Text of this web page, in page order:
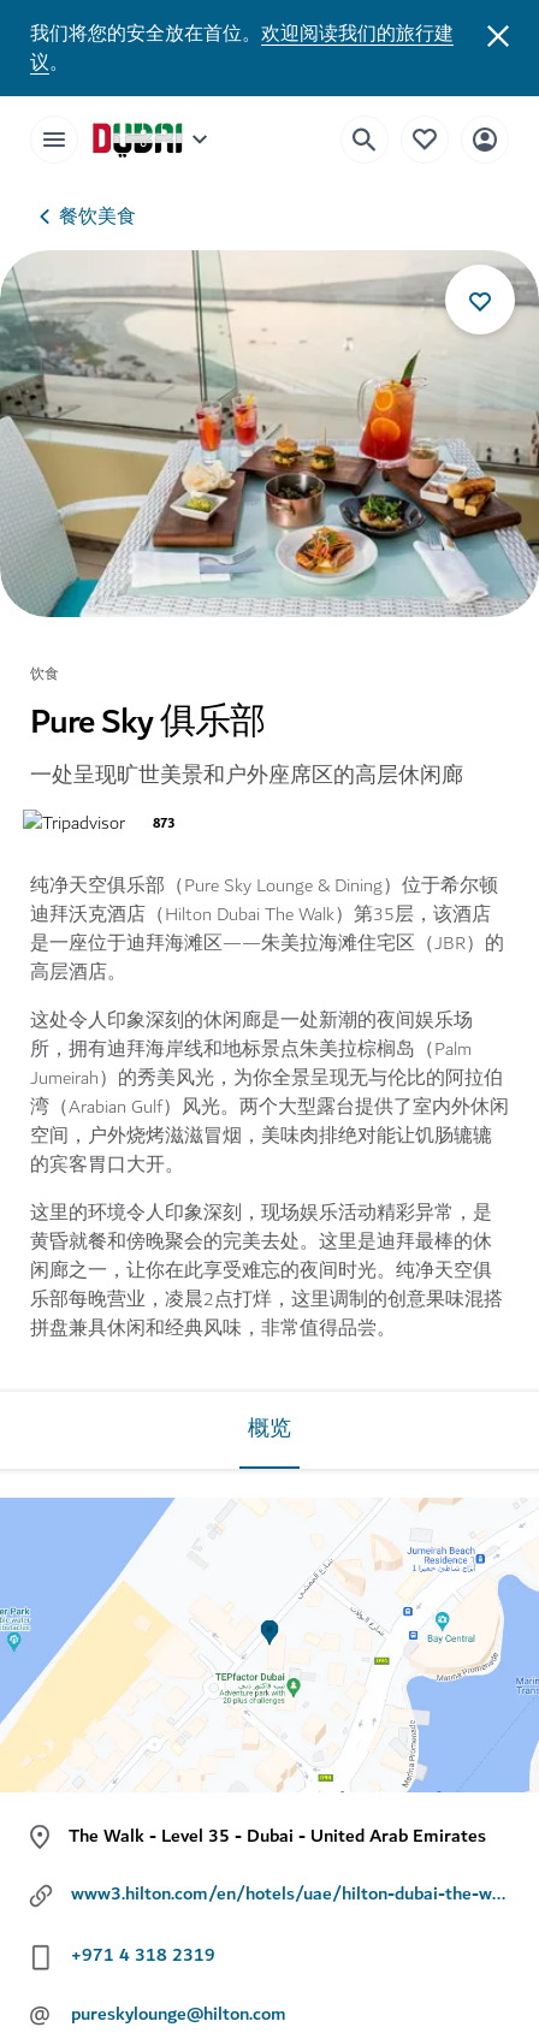
我们将您的安全放在首位。 欢迎阅读我们的旅行建
议。
餐饮美食
饮食
Pure Sky 俱乐部
一处呈现旷世美景和户外座席区的高层休闲廊
873
纯净天空俱乐部（Pure Sky Lounge & Dining）位于希尔顿
迪拜沃克酒店（Hilton Dubai The Walk）第35层，该酒店
是一座位于迪拜海滩区——朱美拉海滩住宅区（JBR）的
高层酒店。
这处令人印象深刻的休闲廊是一处新潮的夜间娱乐场
所，拥有迪拜海岸线和地标景点朱美拉棕榈岛（Palm
Jumeirah）的秀美风光，为你全景呈现无与伦比的阿拉伯
湾（Arabian Gulf）风光。两个大型露台提供了室内外休闲
空间，户外烧烤滋滋冒烟，美味肉排绝对能让饥肠辘辘
的宾客胃口大开。
这里的环境令人印象深刻，现场娱乐活动精彩异常，是
黄昏就餐和傍晚聚会的完美去处。这里是迪拜最棒的休
闲廊之一，让你在此享受难忘的夜间时光。纯净天空俱
乐部每晚营业，凌晨2点打烊，这里调制的创意果味混搭
拼盘兼具休闲和经典风味，非常值得品尝。
概览
The Walk - Level 35 - Dubai - United Arab Emirates
www3.hilton.com/en/hotels/uae/hilton-dubai-the-walk-DXBBRHI/dining/pure-sky-lounge.html
+971 4 318 2319
@
pureskylounge@hilton.com